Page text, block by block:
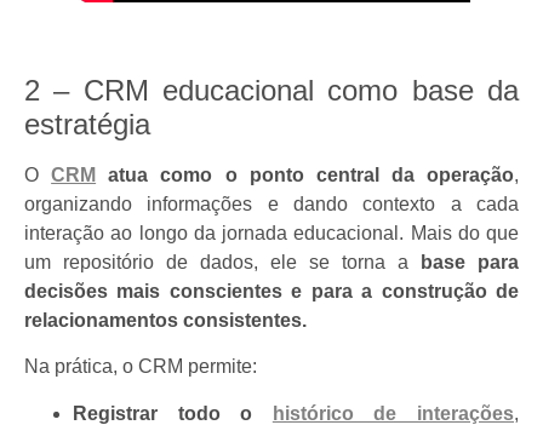
2 – CRM educacional como base da
estratégia
OCRM atua como o ponto central da operação,
organizando informações e dando contexto a cada
interação ao longo da jornada educacional. Mais do que
um repositório de dados, ele se torna a
base para
decisões mais conscientes e para a construção de
relacionamentos consistentes.
Na prática, o CRM permite:
Registrar todo o histórico de interações,